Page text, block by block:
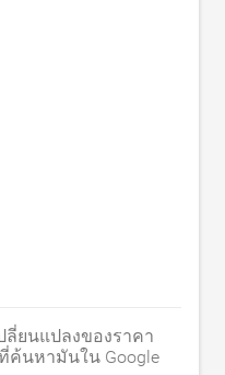
ยนแปลงของราคา
ค้นหามันใน Google